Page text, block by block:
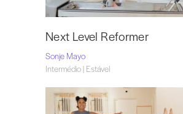
Next Level Reformer
Sonje Mayo
Intermédio | Estável